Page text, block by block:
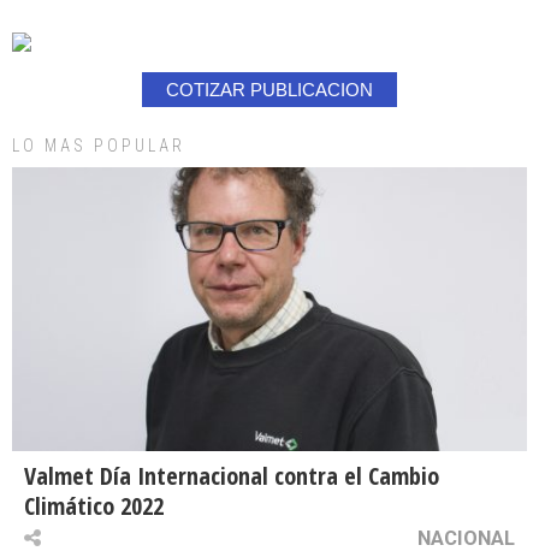
COTIZAR PUBLICACION
LO MAS POPULAR
Valmet Día Internacional contra el Cambio
Climático 2022
NACIONAL